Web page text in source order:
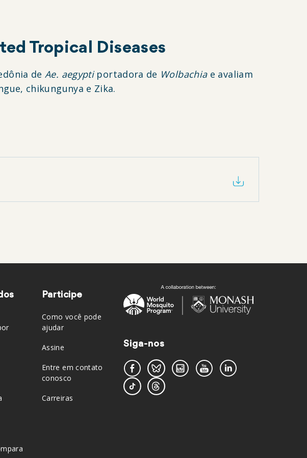
Tropical Diseases
deAe. aegyptiportadora de Wolbachiae avaliam
chikungunya e Zika.
Participe
Como você pode
ajudar
Assine
Entre em contato
conosco
Carreiras
Siga-nos